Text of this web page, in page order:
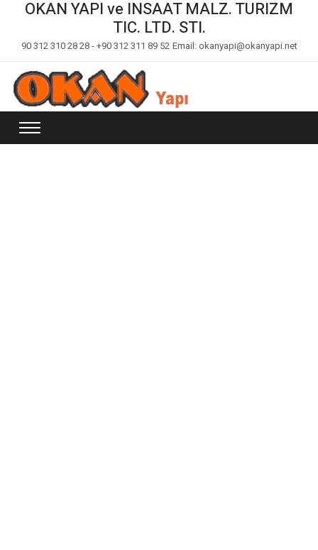
OKAN YAPI ve INSAAT MALZ. TURIZM
TIC. LTD. STI.
90 312 310 28 28 - +90 312 311 89 52 Email: okanyapi@okanyapi.net